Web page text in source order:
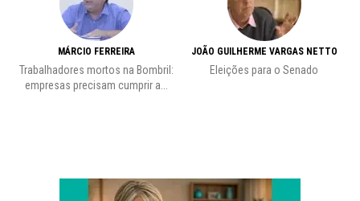
MÁRCIO FERREIRA
Trabalhadores mortos na Bombril:
empresas precisam cumprir a...
JOÃO GUILHERME VARGAS NETTO
Eleições para o Senado